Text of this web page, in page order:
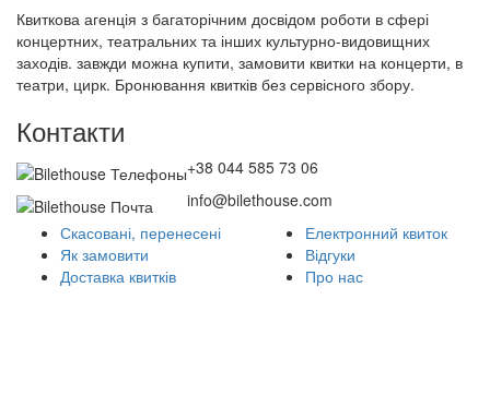
Квиткова агенція з багаторічним досвідом роботи в сфері
концертних, театральних та інших культурно-видовищних
заходів. завжди можна купити, замовити квитки на концерти, в
театри, цирк. Бронювання квитків без сервісного збору.
Контакти
+38 044 585 73 06
info@bilethouse.com
Скасовані, перенесені
Як замовити
Доставка квитків
Електронний квиток
Відгуки
Про нас